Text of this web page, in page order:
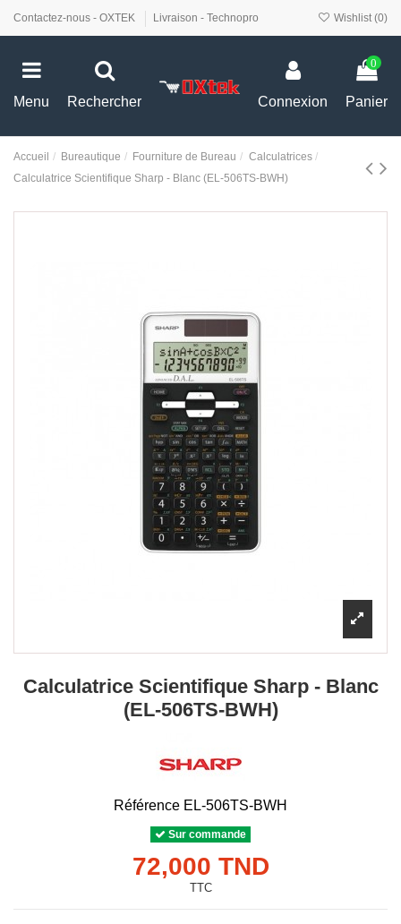
Contactez-nous - OXTEK Livraison - Technopro Wishlist (0)
Menu Rechercher Connexion
0
Panier
Accueil Bureautique Fourniture de Bureau
Calculatrices
Calculatrice Scientifique Sharp - Blanc (EL-506TS-BWH)
Calculatrice Scientifique Sharp - Blanc
(EL-506TS-BWH)
Référence EL-506TS-BWH
Sur commande
72,000 TND
TTC